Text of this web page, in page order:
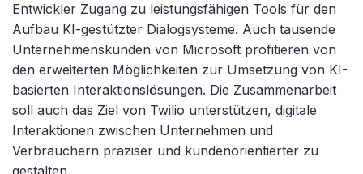
Entwickler Zugang zu leistungsfähigen Tools für den
Aufbau KI-gestützter Dialogsysteme. Auch tausende
Unternehmenskunden von Microsoft profitieren von
den erweiterten Möglichkeiten zur Umsetzung von KI-
basierten Interaktionslösungen. Die Zusammenarbeit
soll auch das Ziel von Twilio unterstützen, digitale
Interaktionen zwischen Unternehmen und
Verbrauchern präziser und kundenorientierter zu
gestalten.